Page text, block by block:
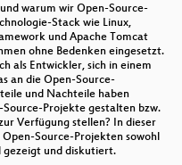
warum wir Open-Source-
Stack wie Linux,
und Apache Tomcat
ohne Bedenken eingesetzt.
als Entwickler, sich in einem
an die Open-Source-
und Nachteile haben
Projekte gestalten bzw.
Verfügung stellen? In dieser
Source-Projekten sowohl
gezeigt und diskutiert.